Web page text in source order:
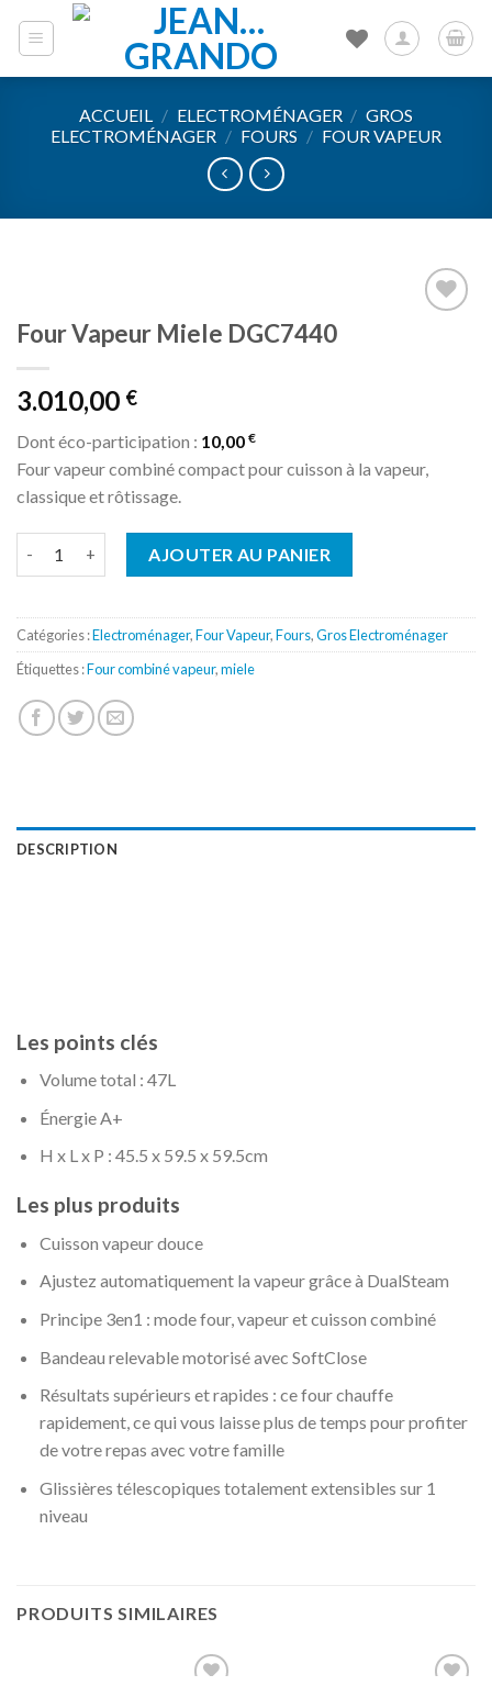
ACCUEIL / ELECTROMÉNAGER / GROS
ELECTROMÉNAGER / FOURS / FOUR VAPEUR
Four Vapeur Miele DGC7440
3.010,00 €
Dont éco-participation : 10,00 €
Four vapeur combiné compact pour cuisson à la vapeur,
classique et rôtissage.
AJOUTER AU PANIER
Catégories :Electroménager,Four Vapeur,Fours,Gros Electroménager
Étiquettes :Four combiné vapeur,miele
DESCRIPTION
Les points clés
Volume total : 47L
Énergie A+
H x L x P : 45.5 x 59.5 x 59.5cm
Les plus produits
Cuisson vapeur douce
Ajustez automatiquement la vapeur grâce à DualSteam
Principe 3en1 : mode four, vapeur et cuisson combiné
Bandeau relevable motorisé avec SoftClose
Résultats supérieurs et rapides : ce four chauffe
rapidement, ce qui vous laisse plus de temps pour profiter
de votre repas avec votre famille
Glissières télescopiques totalement extensibles sur 1
niveau
PRODUITS SIMILAIRES